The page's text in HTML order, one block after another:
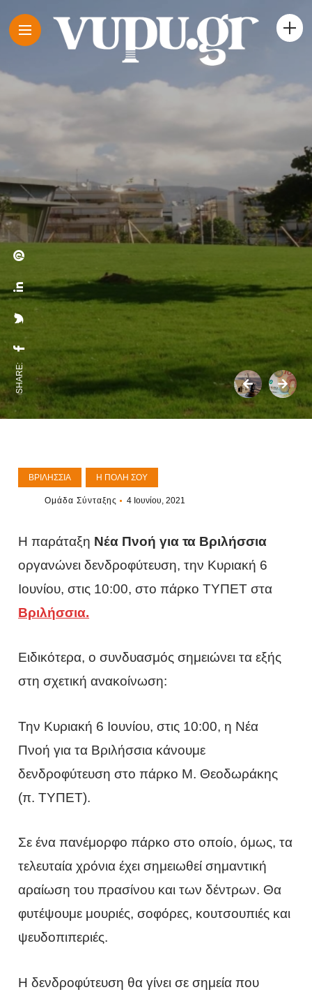
SHARE:
ΒΡΙΛΉΣΣΙΑ Η ΠΌΛΗ ΣΟΥ
Ομάδα Σύνταξης 4 Ιουνίου, 2021
Η παράταξη Νέα Πνοή για τα Βριλήσσια
οργανώνει δενδροφύτευση, την Κυριακή 6
Ιουνίου, στις 10:00, στο πάρκο ΤΥΠΕΤ στα
Βριλήσσια.
Ειδικότερα, ο συνδυασμός σημειώνει τα εξής
στη σχετική ανακοίνωση:
Την Κυριακή 6 Ιουνίου, στις 10:00, η Νέα
Πνοή για τα Βριλήσσια κάνουμε
δενδροφύτευση στο πάρκο Μ. Θεοδωράκης
(π. ΤΥΠΕΤ).
Σε ένα πανέμορφο πάρκο στο οποίο, όμως, τα
τελευταία χρόνια έχει σημειωθεί σημαντική
αραίωση του πρασίνου και των δέντρων. Θα
φυτέψουμε μουριές, σοφόρες, κουτσουπιές και
ψευδοπιπεριές.
Η δενδροφύτευση θα γίνει σε σημεία που